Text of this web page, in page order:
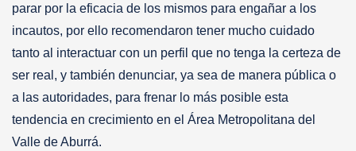
parar por la eficacia de los mismos para engañar a los
incautos, por ello recomendaron tener mucho cuidado
tanto al interactuar con un perfil que no tenga la certeza de
ser real, y también denunciar, ya sea de manera pública o
a las autoridades, para frenar lo más posible esta
tendencia en crecimiento en el Área Metropolitana del
Valle de Aburrá.